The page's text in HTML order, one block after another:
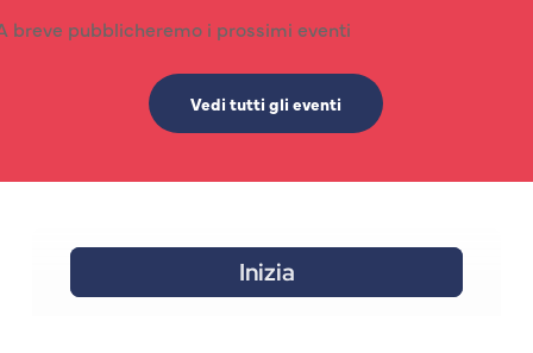
breve pubblicheremo i prossimi eventi
Vedi tutti gli eventi